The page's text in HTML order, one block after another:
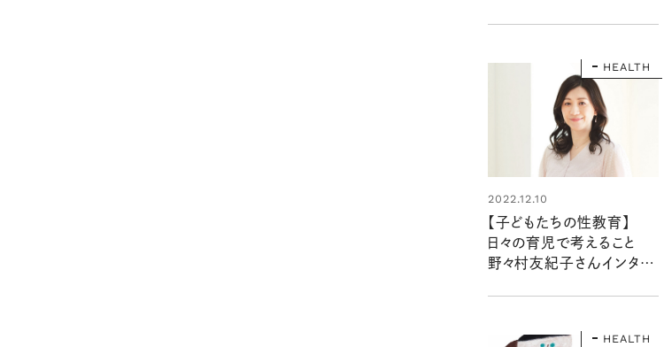
HEALTH
2022.12.10
【子どもたちの性教育】
日々の育児で考えること
野々村友紀子さんインタビ
HEALTH